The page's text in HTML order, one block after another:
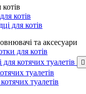
котів
для котів
та аксесуари
для котів
котячих туалетів

туалетів
туалетів